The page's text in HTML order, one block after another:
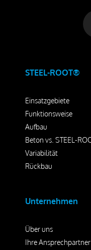
STEEL-ROOT®
Einsatzgebiete
Funktionsweise
Aufbau
Beton vs. STEEL-
Variabilität
Rückbau
Unternehmen
Über uns
Ihre Ansprechpartner